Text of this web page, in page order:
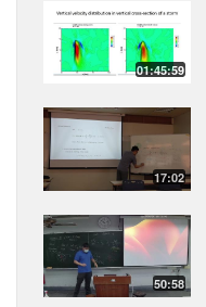
01:45:59
17:02
50:58